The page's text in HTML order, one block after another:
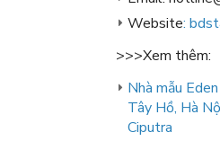
Website:
>>>Xem thêm:
Nhà mẫu
Tây Hồ, Hà
Ciputra